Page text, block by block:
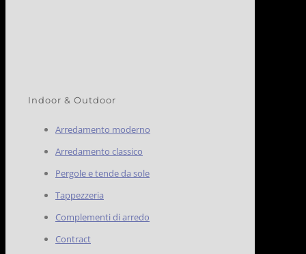
Indoor & Outdoor
Arredamento moderno
Arredamento classico
Pergole e tende da sole
Tappezzeria
Complementi di arredo
Contract